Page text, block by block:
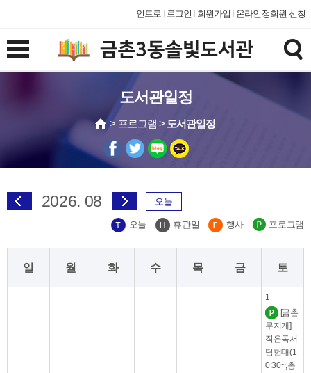
인트로 로그인 회원가입 온라인정회원 신청
도서관일정
> 프로그램 > 도서관일정
2026. 08 오늘
오늘 휴관일 행사 프로그램
일 월 화 수 목 금 토
1
[금촌
무지개]
작은독서
탐험대(1
0:30~,총